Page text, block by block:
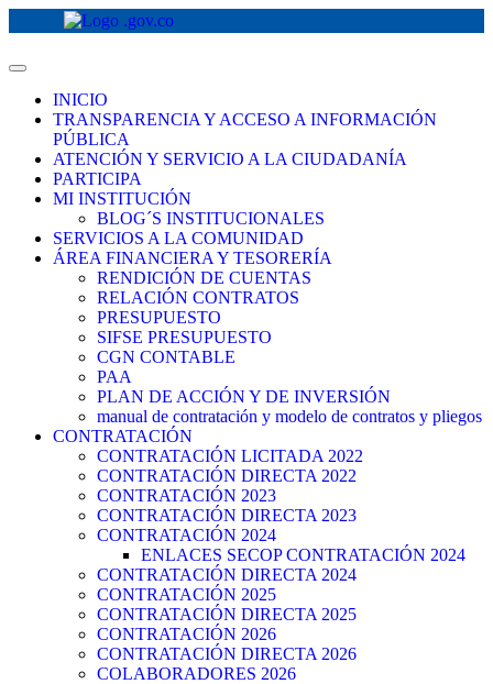
INICIO
TRANSPARENCIA Y ACCESO A INFORMACIÓN
PÚBLICA
ATENCIÓN Y SERVICIO A LA CIUDADANÍA
PARTICIPA
MI INSTITUCIÓN
BLOG´S INSTITUCIONALES
SERVICIOS A LA COMUNIDAD
ÁREA FINANCIERA Y TESORERÍA
RENDICIÓN DE CUENTAS
RELACIÓN CONTRATOS
PRESUPUESTO
SIFSE PRESUPUESTO
CGN CONTABLE
PAA
PLAN DE ACCIÓN Y DE INVERSIÓN
manual de contratación y modelo de contratos y pliegos
CONTRATACIÓN
CONTRATACIÓN LICITADA 2022
CONTRATACIÓN DIRECTA 2022
CONTRATACIÓN 2023
CONTRATACIÓN DIRECTA 2023
CONTRATACIÓN 2024
ENLACES SECOP CONTRATACIÓN 2024
CONTRATACIÓN DIRECTA 2024
CONTRATACIÓN 2025
CONTRATACIÓN DIRECTA 2025
CONTRATACIÓN 2026
CONTRATACIÓN DIRECTA 2026
COLABORADORES 2026